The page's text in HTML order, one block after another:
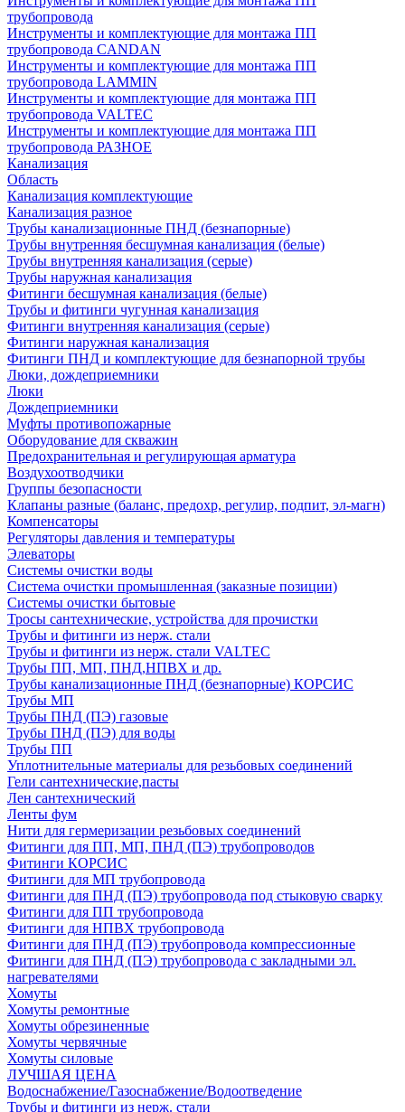
трубопровода
Инструменты и комплектующие для монтажа ПП
трубопровода CANDAN
Инструменты и комплектующие для монтажа ПП
трубопровода LAMMIN
Инструменты и комплектующие для монтажа ПП
трубопровода VALTEC
Инструменты и комплектующие для монтажа ПП
трубопровода РАЗНОЕ
Канализация
Область
Канализация комплектующие
Канализация разное
Трубы канализационные ПНД (безнапорные)
Трубы внутренняя бесшумная канализация (белые)
Трубы внутренняя канализация (серые)
Трубы наружная канализация
Фитинги бесшумная канализация (белые)
Трубы и фитинги чугунная канализация
Фитинги внутренняя канализация (серые)
Фитинги наружная канализация
Фитинги ПНД и комплектующие для безнапорной трубы
Люки, дождеприемники
Люки
Дождеприемники
Муфты противопожарные
Оборудование для скважин
Предохранительная и регулирующая арматура
Воздухоотводчики
Группы безопасности
Клапаны разные (баланс, предохр, регулир, подпит, эл-магн)
Компенсаторы
Регуляторы давления и температуры
Элеваторы
Системы очистки воды
Система очистки промышленная (заказные позиции)
Системы очистки бытовые
Тросы сантехнические, устройства для прочистки
Трубы и фитинги из нерж. стали
Трубы и фитинги из нерж. стали VALTEC
Трубы ПП, МП, ПНД,НПВХ и др.
Трубы канализационные ПНД (безнапорные) КОРСИС
Трубы МП
Трубы ПНД (ПЭ) газовые
Трубы ПНД (ПЭ) для воды
Трубы ПП
Уплотнительные материалы для резьбовых соединений
Гели сантехнические,пасты
Лен сантехнический
Ленты фум
Нити для гермеризации резьбовых соединений
Фитинги для ПП, МП, ПНД (ПЭ) трубопроводов
Фитинги КОРСИС
Фитинги для МП трубопровода
Фитинги для ПНД (ПЭ) трубопровода под стыковую сварку
Фитинги для ПП трубопровода
Фитинги для НПВХ трубопровода
Фитинги для ПНД (ПЭ) трубопровода компрессионные
Фитинги для ПНД (ПЭ) трубопровода с закладными эл.
нагревателями
Хомуты
Хомуты ремонтные
Хомуты обрезиненные
Хомуты червячные
Хомуты силовые
ЛУЧШАЯ ЦЕНА
Водоснабжение/Газоснабжение/Водоотведение
Трубы и фитинги из нерж. стали